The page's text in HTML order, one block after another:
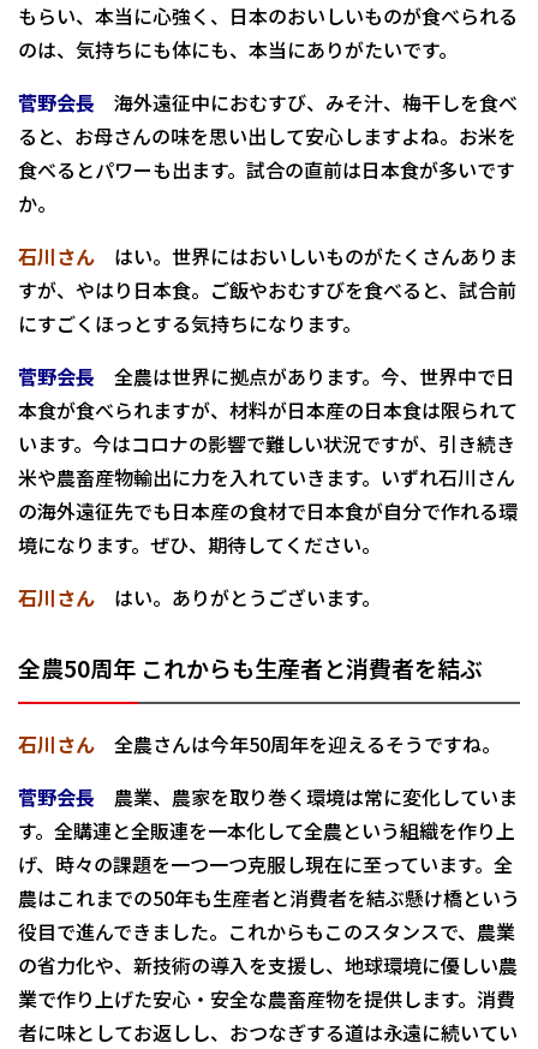
もらい、本当に心強く、日本のおいしいものが食べられる
のは、気持ちにも体にも、本当にありがたいです。
菅野会長 海外遠征中におむすび、みそ汁、梅干しを食べ
ると、お母さんの味を思い出して安心しますよね。お米を
食べるとパワーも出ます。試合の直前は日本食が多いです
か。
石川さん はい。世界にはおいしいものがたくさんありま
すが、やはり日本食。ご飯やおむすびを食べると、試合前
にすごくほっとする気持ちになります。
菅野会長 全農は世界に拠点があります。今、世界中で日
本食が食べられますが、材料が日本産の日本食は限られて
います。今はコロナの影響で難しい状況ですが、引き続き
米や農畜産物輸出に力を入れていきます。いずれ石川さん
の海外遠征先でも日本産の食材で日本食が自分で作れる環
境になります。ぜひ、期待してください。
石川さん はい。ありがとうございます。
全農50周年 これからも生産者と消費者を結ぶ
石川さん 全農さんは今年50周年を迎えるそうですね。
菅野会長 農業、農家を取り巻く環境は常に変化していま
す。全購連と全販連を一本化して全農という組織を作り上
げ、時々の課題を一つ一つ克服し現在に至っています。全
農はこれまでの50年も生産者と消費者を結ぶ懸け橋という
役目で進んできました。これからもこのスタンスで、農業
の省力化や、新技術の導入を支援し、地球環境に優しい農
業で作り上げた安心・安全な農畜産物を提供します。消費
者に味としてお返しし、おつなぎする道は永遠に続いてい